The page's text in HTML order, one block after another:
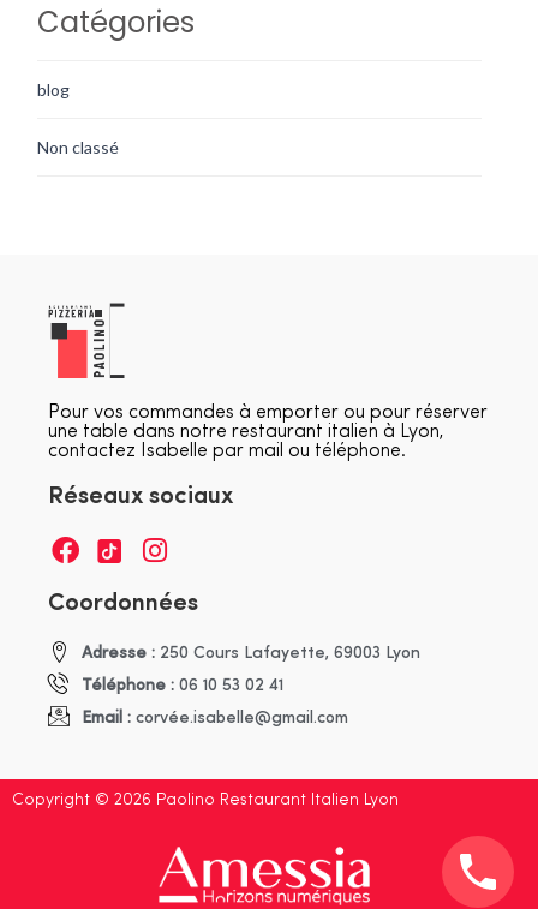
Catégories
blog
Non classé
Coordonnées
Adresse :250 Cours Lafayette, 69003 Lyon
Téléphone :06 10 53 02 41
Email :corvée.isabelle@gmail.com
Réseaux sociaux
Pour vos commandes à emporter ou pour réserver
une table dans notre restaurant italien à Lyon,
contactez Isabelle par mail ou téléphone.
Copyright © 2026 Paolino Restaurant Italien Lyon